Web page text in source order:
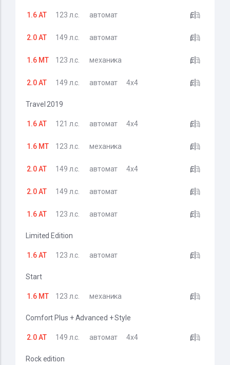
1.6 AT 123 л.с. автомат
2.0 AT 149 л.с. автомат
1.6 MT 123 л.с. механика
2.0 AT 149 л.с. автомат 4x4
Travel 2019
1.6 AT 121 л.с. автомат 4x4
1.6 MT 123 л.с. механика
2.0 AT 149 л.с. автомат 4x4
2.0 AT 149 л.с. автомат
1.6 AT 123 л.с. автомат
Limited Edition
1.6 AT 123 л.с. автомат
Start
1.6 MT 123 л.с. механика
Comfort Plus + Advanced + Style
2.0 AT 149 л.с. автомат 4x4
Rock edition